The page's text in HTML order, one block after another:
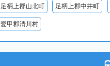
足柄上郡山北町 足柄上郡中井町
愛甲郡清川村